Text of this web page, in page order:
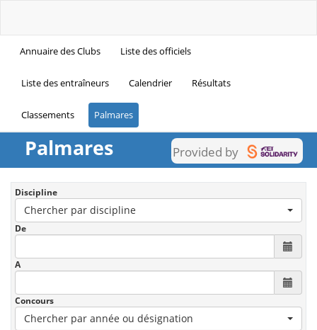
Annuaire des Clubs Liste des officiels
Liste des entraîneurs Calendrier Résultats
Classements Palmares
Palmares Provided by
Discipline
Chercher par discipline
De
A
Concours
Chercher par année ou désignation